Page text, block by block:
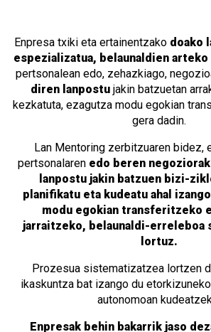
Enpresa txiki eta ertainentzako doako
espezializatua, belaunaldien
pertsonalean edo, zehazkiago,
diren lanpostu jakin batzuetan
kezkatuta, ezagutza modu egokian
gera dadin.
Lan Mentoring zerbitzuaren bidez,
pertsonalaren edo beren
lanpostu jakin batzuen bizi-
planifikatu eta kudeatu ahal
modu egokian transferitzeko
jarraitzeko, belaunaldi-erreleboa
lortuz.
Prozesua sistematizatzea lortzen
ikaskuntza bat izango du
autonomoan
Enpresak behin bakarrik jaso